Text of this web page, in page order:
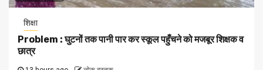
शिक्षा
Problem : घुटनों तक पानी पार कर स्कूल पहुँचने को मजबूर शिक्षक व
छात्र